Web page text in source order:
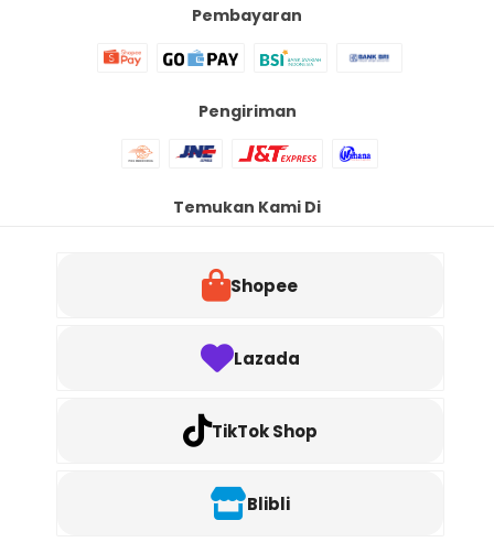
Pembayaran
Pengiriman
Temukan Kami Di
Shopee
Lazada
TikTok Shop
Blibli